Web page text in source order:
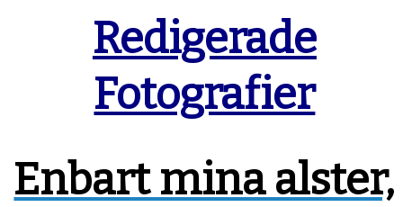
Redigerade
Fotografier
Enbart mina alster,